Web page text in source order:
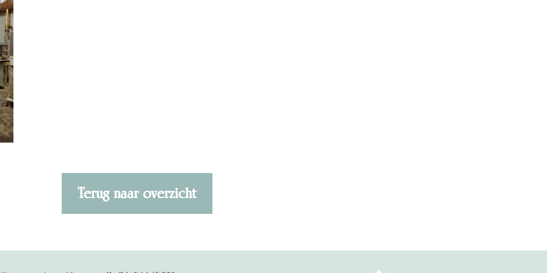
Terug naar overzicht